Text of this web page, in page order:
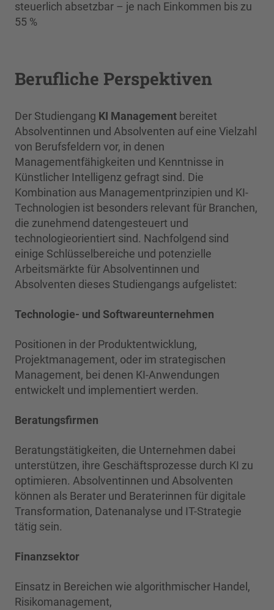
steuerlich absetzbar – je nach Einkommen bis zu
55 %
Berufliche Perspektiven
Der Studiengang KI Management bereitet
Absolventinnen und Absolventen auf eine Vielzahl
von Berufsfeldern vor, in denen
Managementfähigkeiten und Kenntnisse in
Künstlicher Intelligenz gefragt sind. Die
Kombination aus Managementprinzipien und KI-
Technologien ist besonders relevant für Branchen,
die zunehmend datengesteuert und
technologieorientiert sind. Nachfolgend sind
einige Schlüsselbereiche und potenzielle
Arbeitsmärkte für Absolventinnen und
Absolventen dieses Studiengangs aufgelistet:
Technologie- und Softwareunternehmen
Positionen in der Produktentwicklung,
Projektmanagement, oder im strategischen
Management, bei denen KI-Anwendungen
entwickelt und implementiert werden.
Beratungsfirmen
Beratungstätigkeiten, die Unternehmen dabei
unterstützen, ihre Geschäftsprozesse durch KI zu
optimieren. Absolventinnen und Absolventen
können als Berater und Beraterinnen für digitale
Transformation, Datenanalyse und IT-Strategie
tätig sein.
Finanzsektor
Einsatz in Bereichen wie algorithmischer Handel,
Risikomanagement,